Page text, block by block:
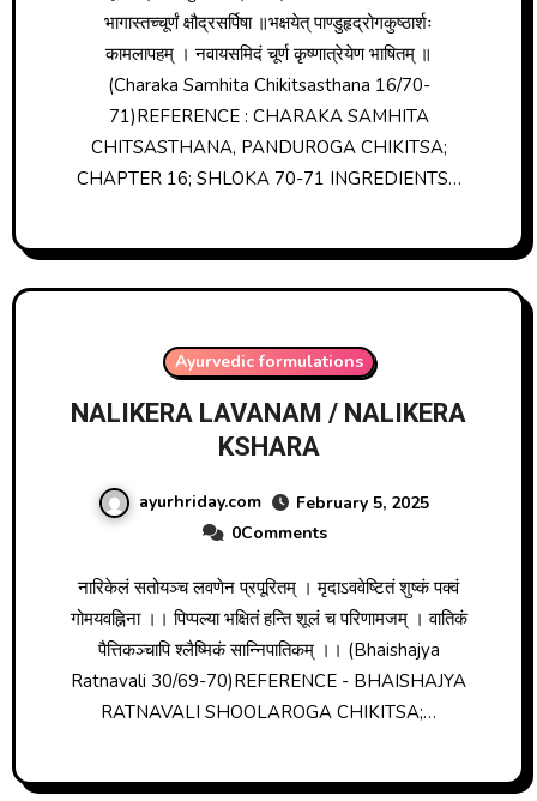
भागास्तच्चूर्णं क्षौद्रसर्पिषा ॥भक्षयेत् पाण्डुहृद्रोगकुष्ठार्शः
कामलापहम् । नवायसमिदं चूर्ण कृष्णात्रेयेण भाषितम् ॥
(Charaka Samhita Chikitsasthana 16/70-
71)REFERENCE : CHARAKA SAMHITA
CHITSASTHANA, PANDUROGA CHIKITSA;
CHAPTER 16; SHLOKA 70-71 INGREDIENTS…
Ayurvedic formulations
NALIKERA LAVANAM / NALIKERA
KSHARA
ayurhriday.com
February 5, 2025
0Comments
नारिकेलं सतोयञ्च लवणेन प्रपूरितम् । मृदाऽववेष्टितं शुष्कं पक्वं
गोमयवह्निना ।। पिप्पल्या भक्षितं हन्ति शूलं च परिणामजम् । वातिकं
पैत्तिकञ्चापि श्लैष्मिकं सान्निपातिकम् ।। (Bhaishajya
Ratnavali 30/69-70)REFERENCE - BHAISHAJYA
RATNAVALI SHOOLAROGA CHIKITSA;…